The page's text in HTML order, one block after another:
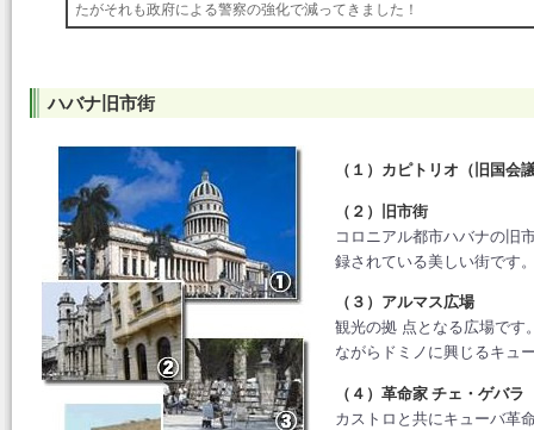
たがそれも政府による警察の強化で減ってきました！
ハバナ旧市街
（１）カピトリオ（旧国会
（２）旧市街
コロニアル都市ハバナの旧
録されている美しい街です
（３）アルマス広場
観光の拠 点となる広場です
ながらドミノに興じるキュ
（４）革命家 チェ・ゲバラ
カストロと共にキューバ革